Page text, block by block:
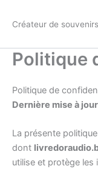
Créateur de souvenirs
Politique
Politique de
Dernière mise à
La présente
dont
utilise et protège